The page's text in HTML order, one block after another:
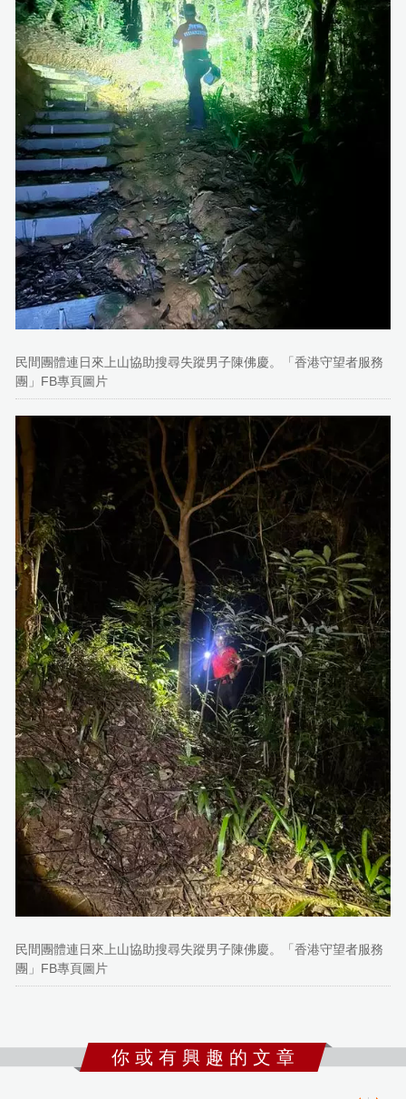
民間團體連日來上山協助搜尋失蹤男子陳佛慶。「香港守望者服務
團」FB專頁圖片
民間團體連日來上山協助搜尋失蹤男子陳佛慶。「香港守望者服務
團」FB專頁圖片
你 或 有 興 趣 的 文 章